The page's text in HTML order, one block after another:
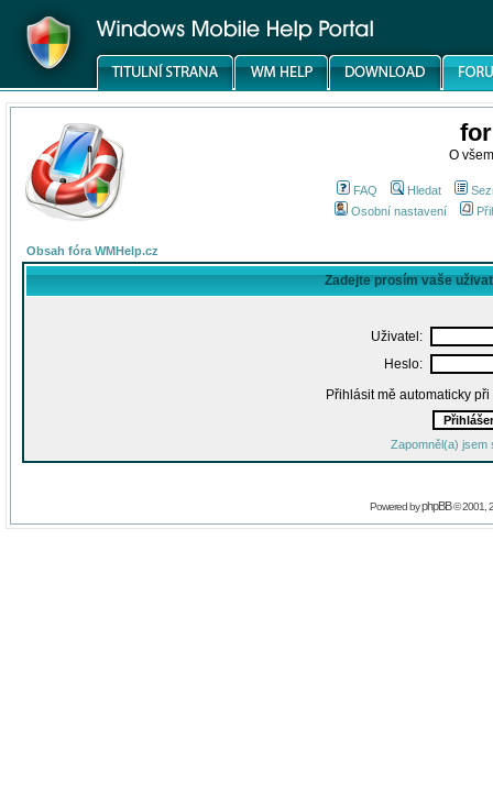
O
FAQ Hledat
Osobní nastavení
Obsah fóra WMHelp.cz
Zadejte prosím vaše
Uživatel:
Heslo:
Přihlásit mě automaticky
Zapomněl(a) jsem
Powered byphpBB© 2001,